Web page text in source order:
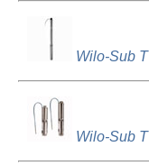
Wilo-Sub
Wilo-Sub